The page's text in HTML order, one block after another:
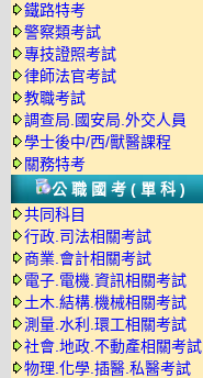
鐵路特考
警察類考試
專技證照考試
律師法官考試
教職考試
調查局.國安局.外交人員
學士後中/西/獸醫課程
關務特考
公職國考(單科)
共同科目
行政.司法相關考試
商業.會計相關考試
電子.電機.資訊相關考試
土木.結構.機械相關考試
測量.水利.環工相關考試
社會.地政.不動產相關考試
物理.化學.插醫.私醫考試